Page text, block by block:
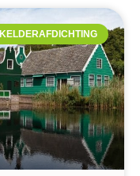
KELDERAFDICHTING